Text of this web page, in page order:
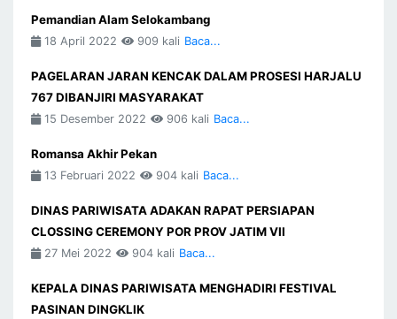
Pemandian Alam Selokambang
18 April 2022 909 kali Baca...
PAGELARAN JARAN KENCAK DALAM PROSESI HARJALU
767 DIBANJIRI MASYARAKAT
15 Desember 2022 906 kali Baca...
Romansa Akhir Pekan
13 Februari 2022 904 kali Baca...
DINAS PARIWISATA ADAKAN RAPAT PERSIAPAN
CLOSSING CEREMONY POR PROV JATIM VII
27 Mei 2022 904 kali Baca...
KEPALA DINAS PARIWISATA MENGHADIRI FESTIVAL
PASINAN DINGKLIK